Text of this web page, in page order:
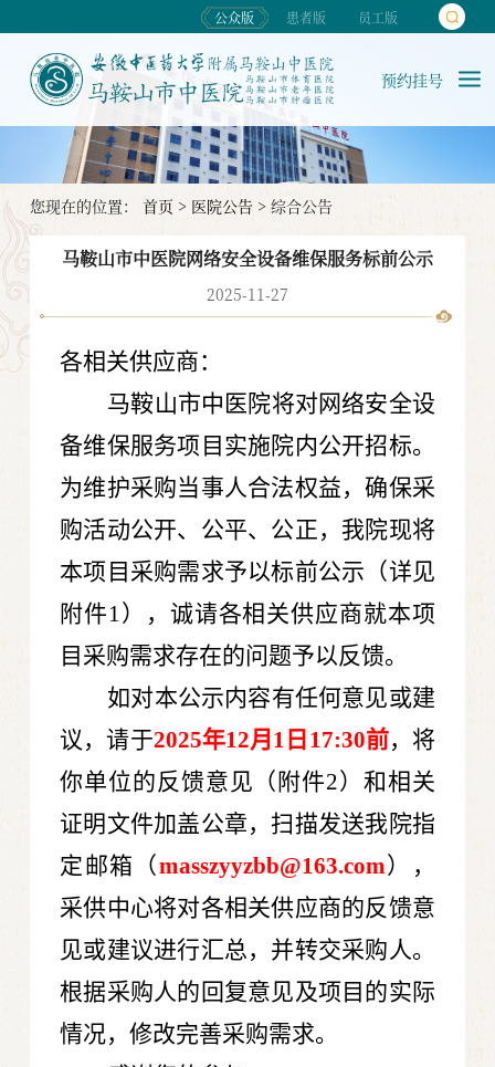
公众版 患者版 员工版
预约挂号
您现在的位置： 首页 > 医院公告> 综合公告
马鞍山市中医院网络安全设备维保服务标前公示
2025-11-27
各相关供应商：
马鞍山市中医院将对网络安全设
备维保服务项目实施院内公开招标。
为维护采购当事人合法权益，确保采
购活动公开、公平、公正，我院现将
本项目采购需求予以标前公示（详见
附件1），诚请各相关供应商就本项
目采购需求存在的问题予以反馈。
如对本公示内容有任何意见或建
议，请于2025年12月 1 日 17:30前，将
你单位的反馈意见（附件2）和相关
证明文件加盖公章，扫描发送我院指
定邮箱（masszyyzbb@163.com），
采供中心将对各相关供应商的反馈意
见或建议进行汇总，并转交采购人。
根据采购人的回复意见及项目的实际
情况，修改完善采购需求。